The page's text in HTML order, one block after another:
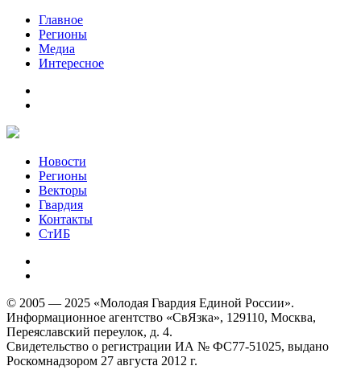
Главное
Регионы
Медиа
Интересное
Новости
Регионы
Векторы
Гвардия
Контакты
СтИБ
© 2005 — 2025 «Молодая Гвардия Единой России».
Информационное агентство «СвЯзка», 129110, Москва,
Переяславский переулок, д. 4.
Свидетельство о регистрации ИА № ФС77-51025, выдано
Роскомнадзором 27 августа 2012 г.